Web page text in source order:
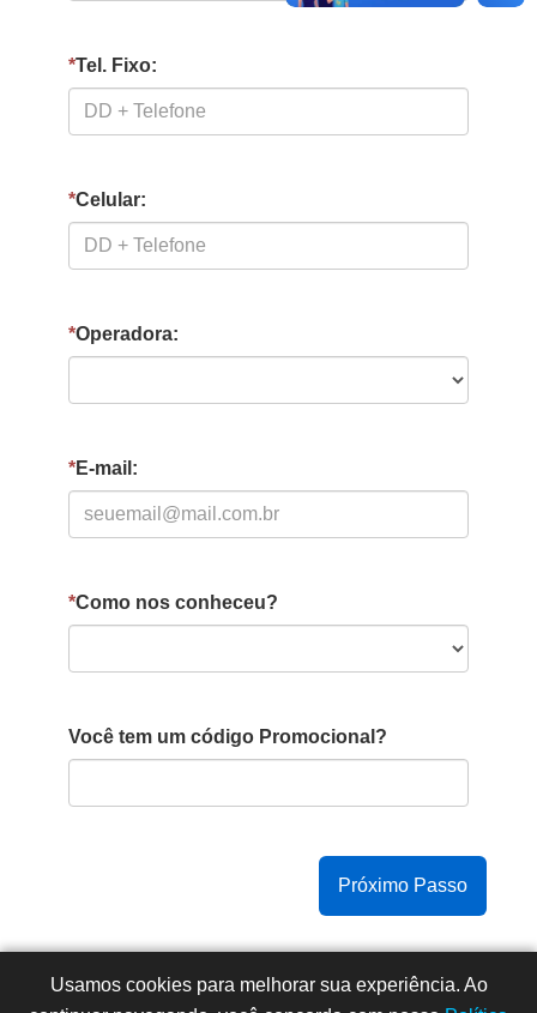
*Tel. Fixo:
*Celular:
*Operadora:
*E-mail:
*Como nos conheceu?
Você tem um código Promocional?
- Faculdade Integrada Instituto Souza (CNPJ:
Usamos cookies para melhorar sua experiência. Ao